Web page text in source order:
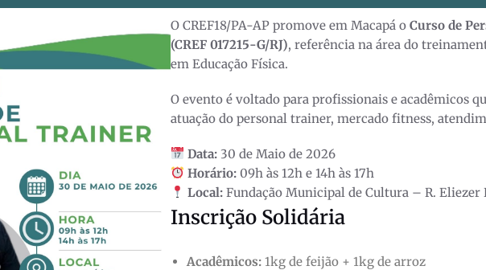
O CREF18/PA-AP promove em Macapá oCurso de
(CREF 017215-G/RJ), referência na área do
em Educação Física.
O evento é voltado para profissionais e acadêmicos
atuação do personal trainer, mercado fitness,
Data: 30 de Maio de 2026
Horário: 09h às 12h e 14h às 17h
Local: Fundação Municipal de Cultura – R. Eliezer
Inscrição Solidária
Acadêmicos: 1kg de feijão + 1kg de arroz